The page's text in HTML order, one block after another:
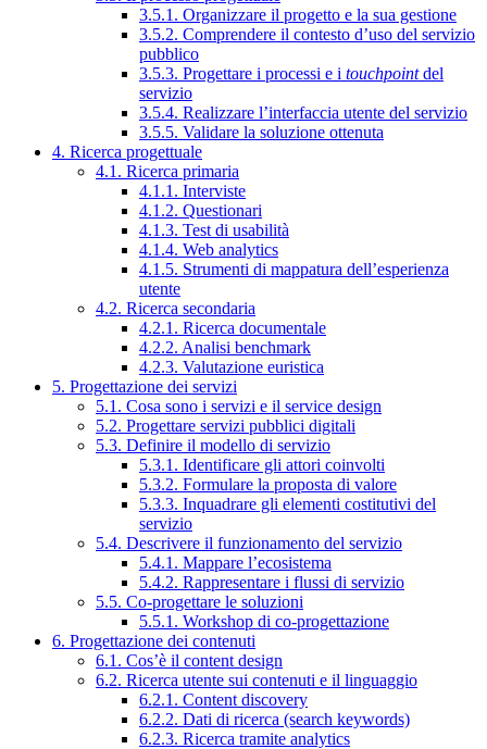
3.5.1. Organizzare il progetto e la sua gestione
3.5.2. Comprendere il contesto d’uso del servizio
pubblico
3.5.3. Progettare i processi e i touchpointdel
servizio
3.5.4. Realizzare l’interfaccia utente del servizio
3.5.5. Validare la soluzione ottenuta
4. Ricerca progettuale
4.1. Ricerca primaria
4.1.1. Interviste
4.1.2. Questionari
4.1.3. Test di usabilità
4.1.4. Web analytics
4.1.5. Strumenti di mappatura dell’esperienza
utente
4.2. Ricerca secondaria
4.2.1. Ricerca documentale
4.2.2. Analisi benchmark
4.2.3. Valutazione euristica
5. Progettazione dei servizi
5.1. Cosa sono i servizi e il service design
5.2. Progettare servizi pubblici digitali
5.3. Definire il modello di servizio
5.3.1. Identificare gli attori coinvolti
5.3.2. Formulare la proposta di valore
5.3.3. Inquadrare gli elementi costitutivi del
servizio
5.4. Descrivere il funzionamento del servizio
5.4.1. Mappare l’ecosistema
5.4.2. Rappresentare i flussi di servizio
5.5. Co-progettare le soluzioni
5.5.1. Workshop di co-progettazione
6. Progettazione dei contenuti
6.1. Cos’è il content design
6.2. Ricerca utente sui contenuti e il linguaggio
6.2.1. Content discovery
6.2.2. Dati di ricerca (search keywords)
6.2.3. Ricerca tramite analytics